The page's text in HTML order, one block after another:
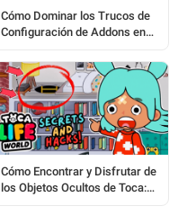
Cómo Dominar los Trucos de
Configuración de Addons en
Completa para Jugadores
Cómo Encontrar y Disfrutar de
los Objetos Ocultos de Toca: